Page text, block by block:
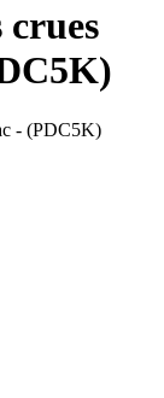
crues